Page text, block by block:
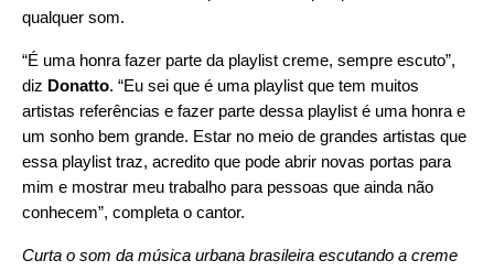
qualquer som.
“É uma honra fazer parte da playlist creme, sempre escuto”,
diz Donatto. “Eu sei que é uma playlist que tem muitos
artistas referências e fazer parte dessa playlist é uma honra e
um sonho bem grande. Estar no meio de grandes artistas que
essa playlist traz, acredito que pode abrir novas portas para
mim e mostrar meu trabalho para pessoas que ainda não
conhecem”, completa o cantor.
Curta o som da música urbana brasileira escutando a creme